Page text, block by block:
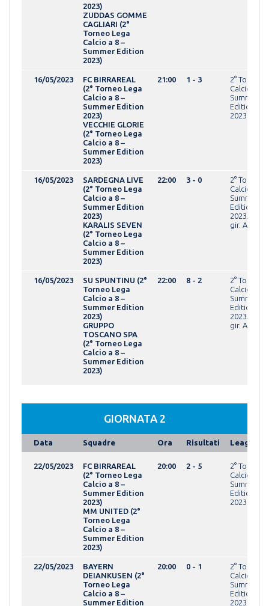
2023)
ZUDDAS GOMME
CAGLIARI (2°
Torneo Lega
Calcio a 8 –
Summer Edition
2023)
16/05/2023
FC BIRRAREAL
(2° Torneo Lega
Calcio a 8 –
Summer Edition
2023)
VECCHIE GLORIE
(2° Torneo Lega
Calcio a 8 –
Summer Edition
2023)
21:00 1 - 3
2° Torneo
Calcio a 8 -
Summer
Edition
2023OVER
16/05/2023
SARDEGNA LIVE
(2° Torneo Lega
Calcio a 8 –
Summer Edition
2023)
KARALIS SEVEN
(2° Torneo Lega
Calcio a 8 –
Summer Edition
2023)
22:00 3 - 0
2° Torneo
Calcio a 8 -
Summer
Edition
gir. A
16/05/2023
SU SPUNTINU (2°
Torneo Lega
Calcio a 8 –
Summer Edition
2023)
GRUPPO
TOSCANO SPA
(2° Torneo Lega
Calcio a 8 –
Summer Edition
2023)
22:00 8 - 2
2° Torneo
Calcio a 8 -
Summer
Edition
gir. A
GIORNATA 2
Data Squadre Ora Risultati League
22/05/2023
FC BIRRAREAL
(2° Torneo Lega
Calcio a 8 –
Summer Edition
2023)
MM UNITED (2°
Torneo Lega
Calcio a 8 –
Summer Edition
2023)
20:00 2 - 5
2° Torneo
Calcio a 8 -
Summer
Edition
2023OVER
22/05/2023
BAYERN
DEIANKUSEN (2°
Torneo Lega
Calcio a 8 –
Summer Edition
20:00 0 - 1
2° Torneo
Calcio a 8 -
Summer
Edition
2023OVER